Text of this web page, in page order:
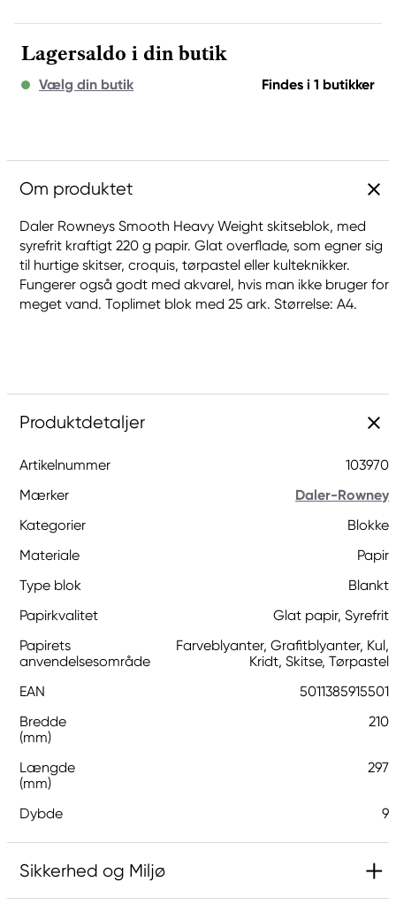
Lagersaldo i din butik
Vælg din butik Findes i 1 butikker
Om produktet
Daler Rowneys Smooth Heavy Weight skitseblok, med
syrefrit kraftigt 220 g papir. Glat overflade, som egner sig
til hurtige skitser, croquis, tørpastel eller kulteknikker.
Fungerer også godt med akvarel, hvis man ikke bruger for
meget vand. Toplimet blok med 25 ark. Størrelse: A4.
Produktdetaljer
Artikelnummer
103970
Mærker
Daler-Rowney
Kategorier
Blokke
Materiale
Papir
Type blok
Blankt
Papirkvalitet
Glat papir, Syrefrit
Papirets
anvendelsesområde
Farveblyanter, Grafitblyanter, Kul,
Kridt, Skitse, Tørpastel
EAN
5011385915501
Bredde
(mm)
210
Længde
(mm)
297
Dybde 9
Sikkerhed og Miljø